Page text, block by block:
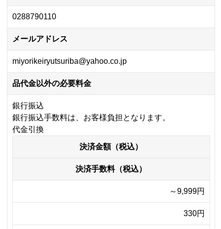
0288790110
メールアドレス
miyorikeiryutsuriba@yahoo.co.jp
品代金以外の必要料金
銀行振込
銀行振込手数料は、お客様負担となります。
代金引換
決済金額（税込）
決済手数料（税込）
～9,999円
330円